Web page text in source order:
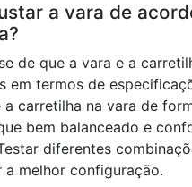
a vara de
de que a vara e a
em termos de
a carretilha na vara de
bem balanceado e
diferentes
a melhor configuração.